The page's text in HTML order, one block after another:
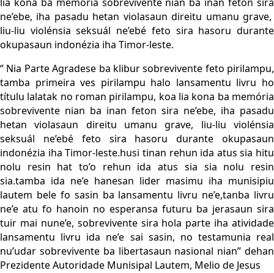
ne’ebe, iha pasadu hetan violasaun direitu umanu grave,
liu-liu violénsia seksuál ne’ebé feto sira hasoru durante
okupasaun indonézia iha Timor-leste.
‘’ Nia Parte Agradese ba klibur sobrevivente feto pirilampu,
tamba primeira ves pirilampu halo lansamentu livru ho
títulu lalatak no roman pirilampu, koa lia kona ba memória
sobrevivente nian ba inan feton sira ne’ebe, iha pasadu
hetan violasaun direitu umanu grave, liu-liu violénsia
seksuál ne’ebé feto sira hasoru durante okupasaun
indonézia iha Timor-leste.husi tinan rehun ida atus sia hitu
nolu resin hat to’o rehun ida atus sia sia nolu resin
sia.tamba ida ne’e hanesan lider masimu iha munisipiu
lautem bele fo sasin ba lansamentu livru ne’e,tanba livru
ne’e atu fo hanoin no esperansa futuru ba jerasaun sira
tuir mai nune’e, sobrevivente sira hola parte iha atividade
lansamentu livru ida ne’e sai sasin, no testamunia real
nu’udar sobrevivente ba libertasaun nasional nian’’ dehan
Prezidente Autoridade Munisipal Lautem, Melio de Jesus